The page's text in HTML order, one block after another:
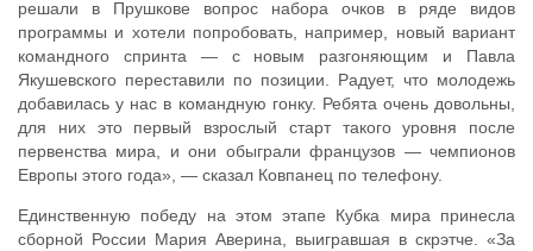
решали в Прушкове вопрос набора очков в ряде видов
программы и хотели попробовать, например, новый вариант
командного спринта — с новым разгоняющим и Павла
Якушевского переставили по позиции. Радует, что молодежь
добавилась у нас в командную гонку. Ребята очень довольны,
для них это первый взрослый старт такого уровня после
первенства мира, и они обыграли французов — чемпионов
Европы этого года», — сказал Ковпанец по телефону.
Единственную победу на этом этапе Кубка мира принесла
сборной России Мария Аверина, выигравшая в скрэтче. «За